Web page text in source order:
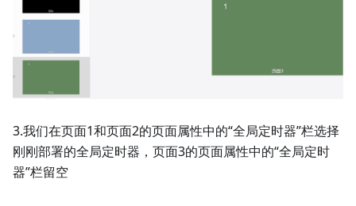
3.我们在页面1和页面2的页面属性中的“全局定时器”栏选择
刚刚部署的全局定时器，页面3的页面属性中的“全局定时
器”栏留空